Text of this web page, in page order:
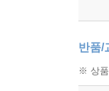
반품/
※ 상품